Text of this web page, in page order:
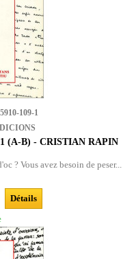
109-1
(A-B) - CRISTIAN RAPIN
? Vous avez besoin de peser...
Détails